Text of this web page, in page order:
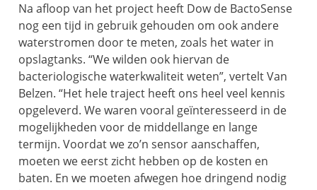
Na afloop van het project heeft Dow de BactoSense
nog een tijd in gebruik gehouden om ook andere
waterstromen door te meten, zoals het water in
opslagtanks. “We wilden ook hiervan de
bacteriologische waterkwaliteit weten”, vertelt Van
Belzen. “Het hele traject heeft ons heel veel kennis
opgeleverd. We waren vooral geïnteresseerd in de
mogelijkheden voor de middellange en lange
termijn. Voordat we zo’n sensor aanschaffen,
moeten we eerst zicht hebben op de kosten en
baten. En we moeten afwegen hoe dringend nodig